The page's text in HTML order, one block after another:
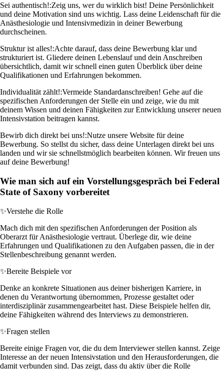
Sei authentisch!:Zeig uns, wer du wirklich bist! Deine Persönlichkeit
und deine Motivation sind uns wichtig. Lass deine Leidenschaft für die
Anästhesiologie und Intensivmedizin in deiner Bewerbung
durchscheinen.
Struktur ist alles!:Achte darauf, dass deine Bewerbung klar und
strukturiert ist. Gliedere deinen Lebenslauf und dein Anschreiben
übersichtlich, damit wir schnell einen guten Überblick über deine
Qualifikationen und Erfahrungen bekommen.
Individualität zählt!:Vermeide Standardanschreiben! Gehe auf die
spezifischen Anforderungen der Stelle ein und zeige, wie du mit
deinem Wissen und deinen Fähigkeiten zur Entwicklung unserer neuen
Intensivstation beitragen kannst.
Bewirb dich direkt bei uns!:Nutze unsere Website für deine
Bewerbung. So stellst du sicher, dass deine Unterlagen direkt bei uns
landen und wir sie schnellstmöglich bearbeiten können. Wir freuen uns
auf deine Bewerbung!
Wie man sich auf ein Vorstellungsgespräch bei Federal
State of Saxony vorbereitet
✨Verstehe die Rolle
Mach dich mit den spezifischen Anforderungen der Position als
Oberarzt für Anästhesiologie vertraut. Überlege dir, wie deine
Erfahrungen und Qualifikationen zu den Aufgaben passen, die in der
Stellenbeschreibung genannt werden.
✨Bereite Beispiele vor
Denke an konkrete Situationen aus deiner bisherigen Karriere, in
denen du Verantwortung übernommen, Prozesse gestaltet oder
interdisziplinär zusammengearbeitet hast. Diese Beispiele helfen dir,
deine Fähigkeiten während des Interviews zu demonstrieren.
✨Fragen stellen
Bereite einige Fragen vor, die du dem Interviewer stellen kannst. Zeige
Interesse an der neuen Intensivstation und den Herausforderungen, die
damit verbunden sind. Das zeigt, dass du aktiv über die Rolle